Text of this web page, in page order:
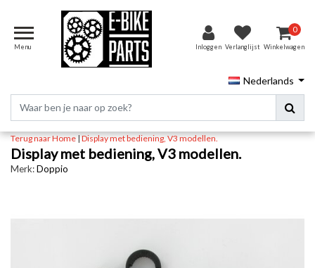
Menu Inloggen Verlanglijst
0
Winkelwagen
Nederlands
Terug naar Home|Display met bediening, V3 modellen.
Display met bediening, V3 modellen.
Merk:Doppio